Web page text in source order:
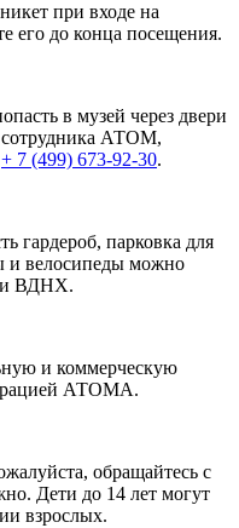
при входе на
его до конца посещения.
в музей через двери
сотрудника АТОМ,
+ 7 (499) 673-92-30.
гардероб, парковка для
и велосипеды можно
ВДНХ.
и коммерческую
АТОМА.
обращайтесь с
Дети до 14 лет могут
взрослых.